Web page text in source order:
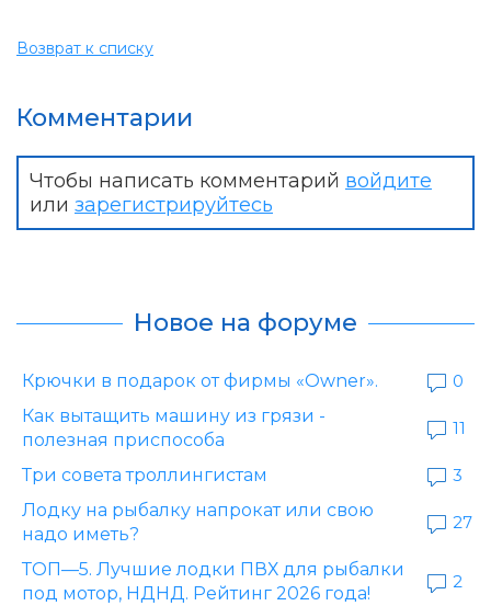
Возврат к списку
Комментарии
Чтобы написать комментарий войдите
или зарегистрируйтесь
Новое на форуме
Крючки в подарок от фирмы «Owner».
0
Как вытащить машину из грязи -
полезная приспособа
11
Три совета троллингистам
3
Лодку на рыбалку напрокат или свою
надо иметь?
27
ТОП—5. Лучшие лодки ПВХ для рыбалки
под мотор, НДНД. Рейтинг 2026 года!
2